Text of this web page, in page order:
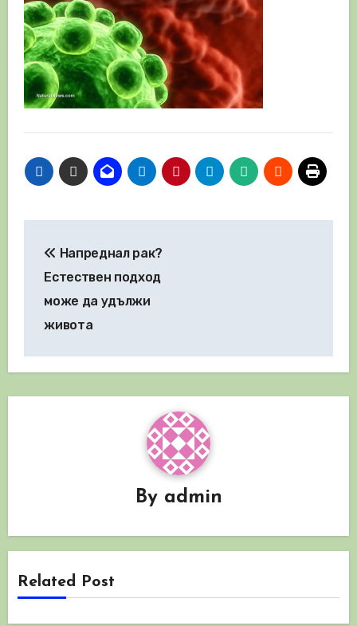
Напреднал рак?
Естествен подход
може да удължи
живота
By admin
Related Post